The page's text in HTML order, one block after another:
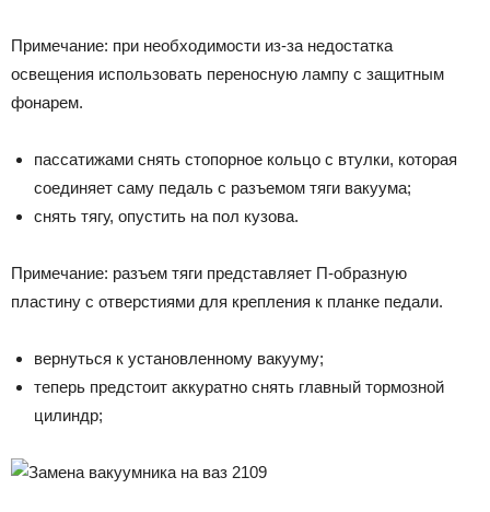
Примечание: при необходимости из-за недостатка
освещения использовать переносную лампу с защитным
фонарем.
пассатижами снять стопорное кольцо с втулки, которая
соединяет саму педаль с разъемом тяги вакуума;
снять тягу, опустить на пол кузова.
Примечание: разъем тяги представляет П-образную
пластину с отверстиями для крепления к планке педали.
вернуться к установленному вакууму;
теперь предстоит аккуратно снять главный тормозной
цилиндр;